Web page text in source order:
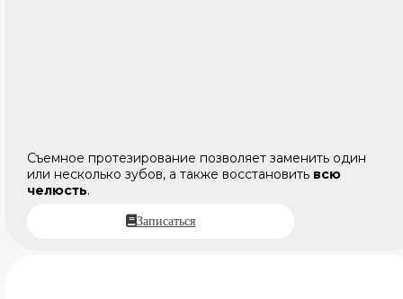
Съемное протезирование позволяет заменить один
или несколько зубов, а также восстановить всю
челюсть.
Записаться